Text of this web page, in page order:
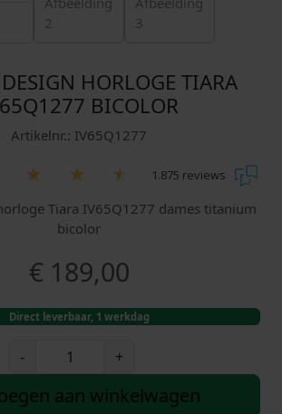
HORLOGE TIARA
BICOLOR
Artikelnr.: IV65Q1277
1.875 reviews
Tiara IV65Q1277 dames titanium
bicolor
€189,00
Direct leverbaar, 1 werkdag
-
n
+
aan winkelwagen